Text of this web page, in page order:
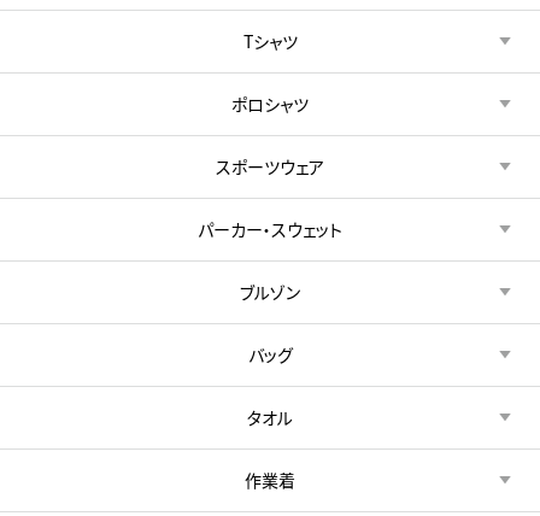
Tシャツ
ポロシャツ
スポーツウェア
パーカー・スウェット
ブルゾン
バッグ
タオル
作業着